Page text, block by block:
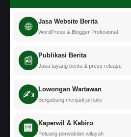
🌐 Jasa Website Berita
WordPress & Blogger Profesional
📰 Publikasi Berita
Jasa tayang berita & press release
✍️ Lowongan Wartawan
Bergabung menjadi jurnalis
🏢 Kaperwil & Kabiro
Peluang perwakilan wilayah